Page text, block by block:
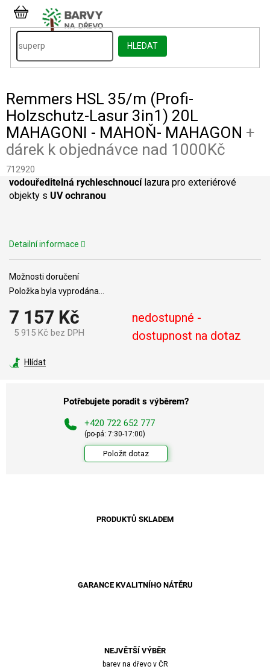
Přejít
obsah
HLEDAT
NÁKUPNÍ
KOŠÍK
Remmers HSL 35/m (Profi-
Holzschutz-Lasur 3in1) 20L
MAHAGONI - MAHOŇ- MAHAGON +
dárek k objednávce nad 1000Kč
712920
7 157 Kč
5 915 Kč bez DPH
nedostupné -
dostupnost na dotaz
Možnosti doručení
Položka byla vyprodána…
vodouředitelná rychleschnoucílazura pro exteriérové
objekty s UV ochranou
Detailní informace
Hlídat
Potřebujete poradit s výběrem?
+420 722 652 777
(po-pá: 7:30-17:00)
Položit dotaz
PRODUKTŮ SKLADEM
GARANCE KVALITNÍHO NÁTĚRU
NEJVĚTŠÍ VÝBĚR
barev na dřevo v ČR